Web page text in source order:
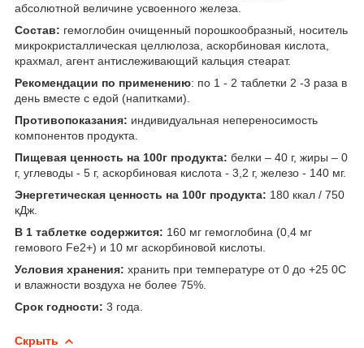
абсолютной величине усвоенного железа.
Состав: гемоглобин очищенный порошкообразный, носитель
микрокристаллическая целлюлоза, аскорбиновая кислота,
крахмал, агент антислеживающий кальция стеарат.
Рекомендации по применению: по 1 - 2 таблетки 2 -3 раза в
день вместе с едой (напитками).
Противопоказания: индивидуальная непереносимость
компонентов продукта.
Пищевая ценность на 100г продукта: белки – 40 г, жиры – 0
г, углеводы - 5 г, аскорбиновая кислота - 3,2 г, железо - 140 мг.
Энергетическая ценность на 100г продукта: 180 ккал / 750
кДж.
В 1 таблетке содержится: 160 мг гемоглобина (0,4 мг
гемового Fe2+) и 10 мг аскорбиновой кислоты.
Условия хранения: хранить при температуре от 0 до +25 0С
и влажности воздуха не более 75%.
Срок годности: 3 года.
Скрыть